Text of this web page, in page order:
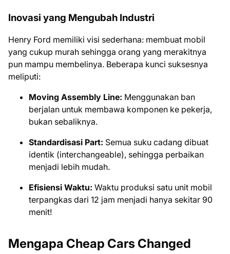
Inovasi yang Mengubah Industri
Henry Ford memiliki visi sederhana: membuat mobil
yang cukup murah sehingga orang yang merakitnya
pun mampu membelinya. Beberapa kunci suksesnya
meliputi:
Moving Assembly Line: Menggunakan ban
berjalan untuk membawa komponen ke pekerja,
bukan sebaliknya.
Standardisasi Part: Semua suku cadang dibuat
identik (interchangeable), sehingga perbaikan
menjadi lebih mudah.
Efisiensi Waktu: Waktu produksi satu unit mobil
terpangkas dari 12 jam menjadi hanya sekitar 90
menit!
Mengapa Cheap Cars Changed